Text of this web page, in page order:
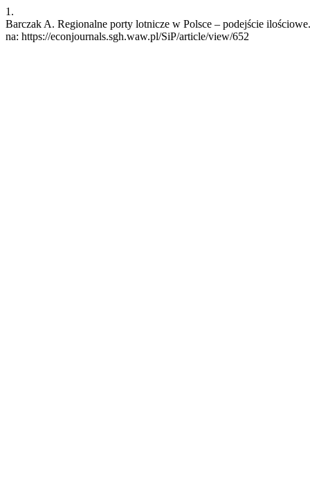
1.
Barczak A. Regionalne porty lotnicze w Polsce – podejście
na: https://econjournals.sgh.waw.pl/SiP/article/view/652